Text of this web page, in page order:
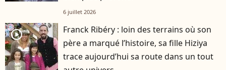
6 juillet 2026
player2
Franck Ribéry : loin des terrains où son
père a marqué l’histoire, sa fille Hiziya
trace aujourd’hui sa route dans un tout